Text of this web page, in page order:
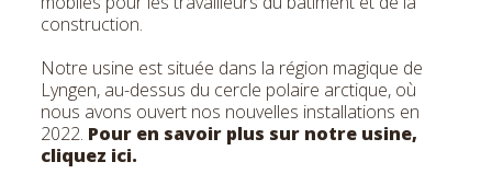
construction.
Notre usine est située dans la région magique de
Lyngen, au-dessus du cercle polaire arctique, où
nous avons ouvert nos nouvelles installations en
2022. Pour en savoir plus sur notre usine,
cliquez ici.